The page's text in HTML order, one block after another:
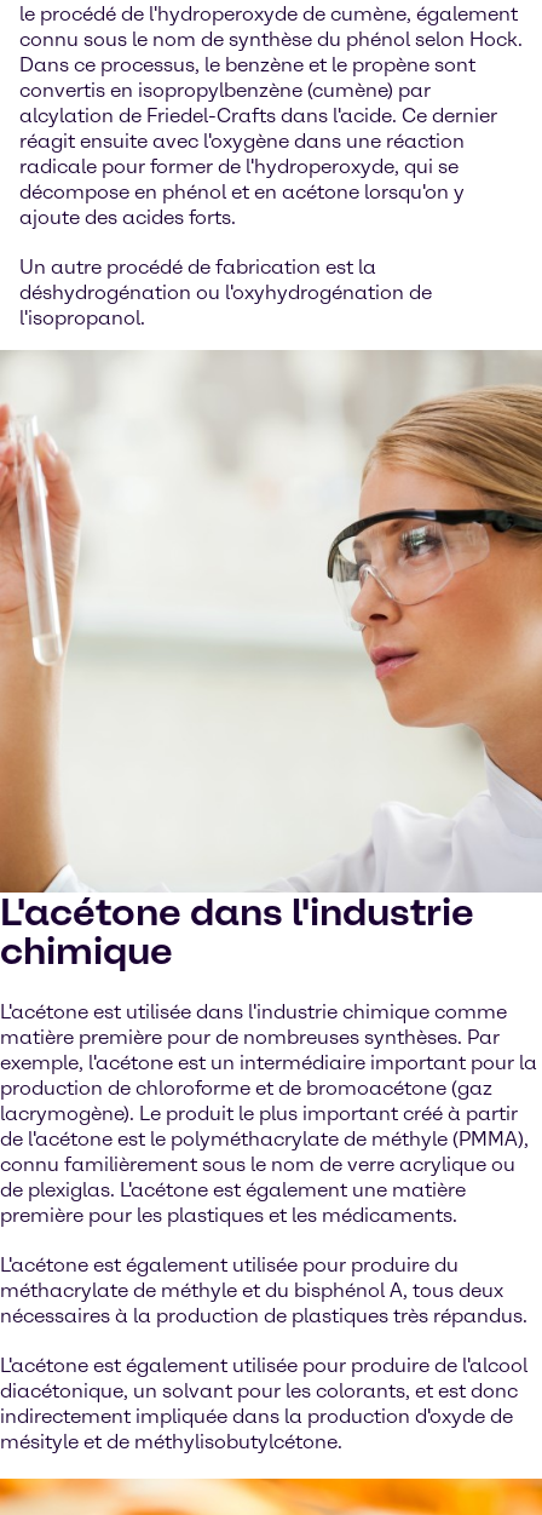
le procédé de l'hydroperoxyde de cumène, également
connu sous le nom de synthèse du phénol selon Hock.
Dans ce processus, le benzène et le propène sont
convertis en isopropylbenzène (cumène) par
alcylation de Friedel-Crafts dans l'acide. Ce dernier
réagit ensuite avec l'oxygène dans une réaction
radicale pour former de l'hydroperoxyde, qui se
décompose en phénol et en acétone lorsqu'on y
ajoute des acides forts.
Un autre procédé de fabrication est la
déshydrogénation ou l'oxyhydrogénation de
l'isopropanol.
L'acétone dans l'industrie
chimique
L'acétone est utilisée dans l'industrie chimique comme
matière première pour de nombreuses synthèses. Par
exemple, l'acétone est un intermédiaire important pour la
production de chloroforme et de bromoacétone (gaz
lacrymogène). Le produit le plus important créé à partir
de l'acétone est le polyméthacrylate de méthyle (PMMA),
connu familièrement sous le nom de verre acrylique ou
de plexiglas. L'acétone est également une matière
première pour les plastiques et les médicaments.
L'acétone est également utilisée pour produire du
méthacrylate de méthyle et du bisphénol A, tous deux
nécessaires à la production de plastiques très répandus.
L'acétone est également utilisée pour produire de l'alcool
diacétonique, un solvant pour les colorants, et est donc
indirectement impliquée dans la production d'oxyde de
mésityle et de méthylisobutylcétone.